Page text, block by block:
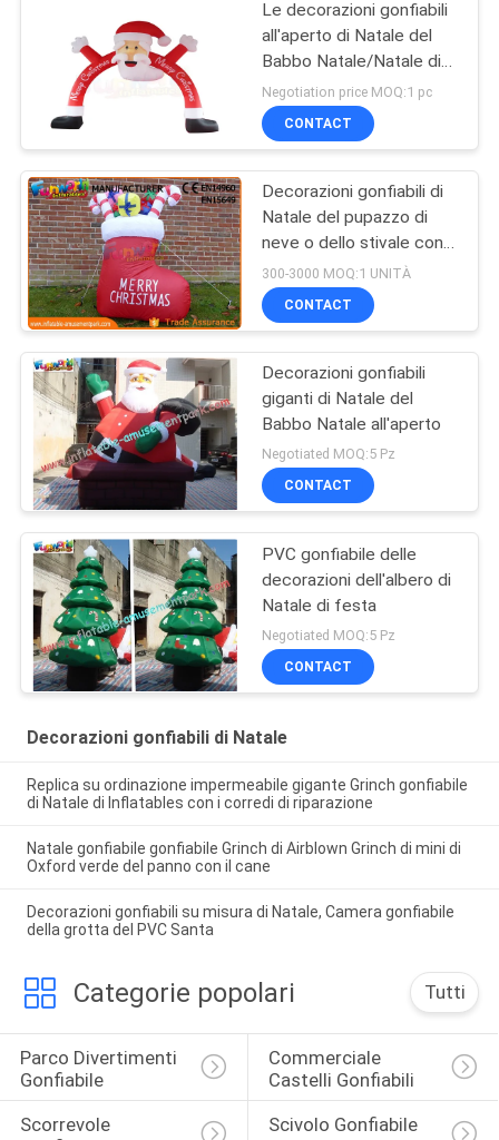
Le decorazioni gonfiabili
all'aperto di Natale del
Babbo Natale/Natale di
esplosione incurvano
Negotiation price MOQ:1 pc
CONTACT
Decorazioni gonfiabili di
Natale del pupazzo di
neve o dello stivale con
una garanzia da 1 anno
300-3000 MOQ:1 UNITÀ
CONTACT
Decorazioni gonfiabili
giganti di Natale del
Babbo Natale all'aperto
Negotiated MOQ:5 Pz
CONTACT
PVC gonfiabile delle
decorazioni dell'albero di
Natale di festa
Negotiated MOQ:5 Pz
CONTACT
Decorazioni gonfiabili di Natale
Replica su ordinazione impermeabile gigante Grinch gonfiabile
di Natale di Inflatables con i corredi di riparazione
Natale gonfiabile gonfiabile Grinch di Airblown Grinch di mini di
Oxford verde del panno con il cane
Decorazioni gonfiabili su misura di Natale, Camera gonfiabile
della grotta del PVC Santa
Categorie popolari Tutti
Parco Divertimenti
Gonfiabile
Commerciale
Castelli Gonfiabili
Scorrevole
Scivolo Gonfiabile